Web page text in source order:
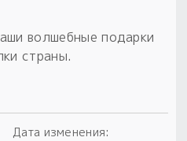
и «Резы
с колодами
раскладами,
колод
волшебные подарки
страны.
Дата изменения: